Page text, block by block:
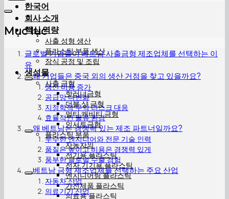
한국어
회사 소개
핵심 역량
사출 성형 생산
플라스틱 부품 생산
장식 공정 및 조립
생성물
사출 금형
핫러너금형
더블 샷 금형
멀티 캐비티 금형
인서트금형
플라스틱 부품
자동차의
전기용 플라스틱
전자 기기용 플라스틱
엔지니어링 플라스틱
가전제품 플라스틱
의료용 플라스틱
Mục lục
글로벌 기업들이 베트남 사출금형 제조업체를 선택하는 이
유
왜 기업들은 중국 외의 생산 거점을 찾고 있을까요?
생산 비용 증가
공급망 다변화
지정학적·무역 리스크 대응
효율적인 물류 환경
왜 베트남은 경쟁력 있는 제조 파트너일까요?
우수한 엔지니어와 전문 기술 인력
품질은 높이고 비용은 경쟁력 있게
풍부한 글로벌 수출 경험
베트남 금형 제조업체를 선택하는 주요 산업
자동차 산업
의료기기 산업